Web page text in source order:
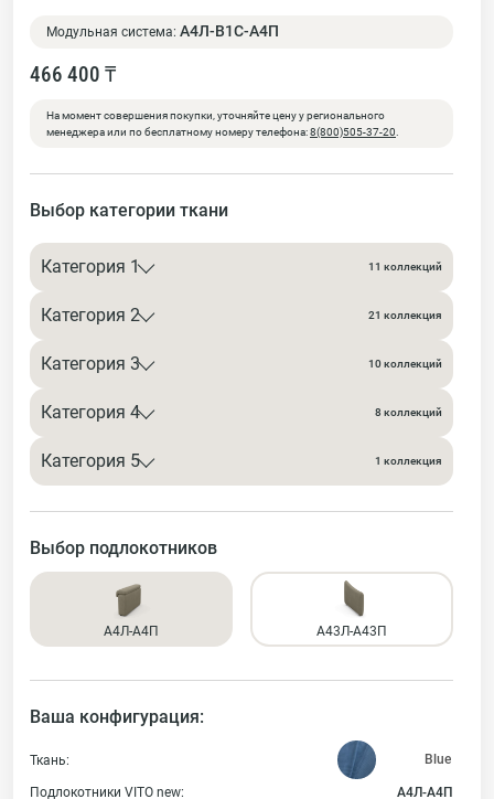
Модульная система: А4Л-В1С-А4П
466 400 ₸
На момент совершения покупки, уточняйте цену у регионального
менеджера или по бесплатному номеру телефона:8(800)505-37-20
Выбор категории ткани
Категория 1 11 коллекций
Категория 2 21 коллекция
Категория 3 10 коллекций
Категория 4 8 коллекций
Категория 5 1 коллекция
Выбор подлокотников
А4Л-А4П А43Л-А43П
Ваша конфигурация:
Ткань:
Подлокотники VITO new:
А4Л-А4П